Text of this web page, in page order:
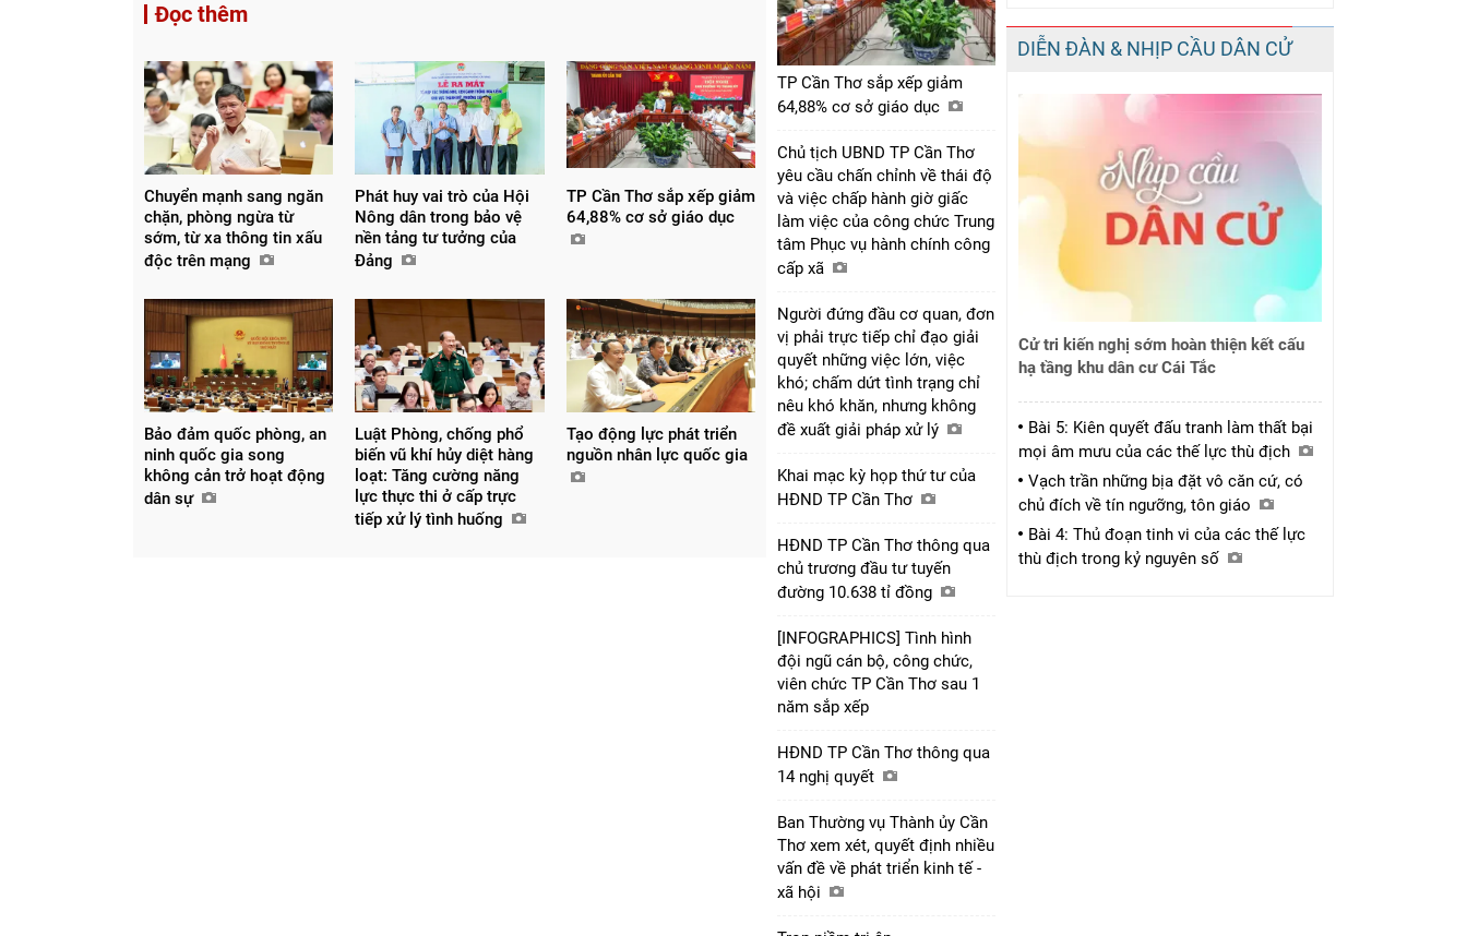
Đọc thêm
Chuyển mạnh sang ngăn
chặn, phòng ngừa từ
sớm, từ xa thông tin xấu
độc trên mạng
Phát huy vai trò của Hội
Nông dân trong bảo vệ
nền tảng tư tưởng của
Đảng
TP Cần Thơ sắp xếp giảm
64,88% cơ sở giáo dục
Bảo đảm quốc phòng, an
ninh quốc gia song
không cản trở hoạt động
dân sự
Luật Phòng, chống phổ
biến vũ khí hủy diệt hàng
loạt: Tăng cường năng
lực thực thi ở cấp trực
tiếp xử lý tình huống
Tạo động lực phát triển
nguồn nhân lực quốc gia
TP Cần Thơ sắp xếp giảm
64,88% cơ sở giáo dục
Chủ tịch UBND TP Cần Thơ
yêu cầu chấn chỉnh về thái độ
và việc chấp hành giờ giấc
làm việc của công chức Trung
tâm Phục vụ hành chính công
cấp xã
Người đứng đầu cơ quan, đơn
vị phải trực tiếp chỉ đạo giải
quyết những việc lớn, việc
khó; chấm dứt tình trạng chỉ
nêu khó khăn, nhưng không
đề xuất giải pháp xử lý
Khai mạc kỳ họp thứ tư của
HĐND TP Cần Thơ
HĐND TP Cần Thơ thông qua
chủ trương đầu tư tuyến
đường 10.638 tỉ đồng
[INFOGRAPHICS] Tình hình
đội ngũ cán bộ, công chức,
viên chức TP Cần Thơ sau 1
năm sắp xếp
HĐND TP Cần Thơ thông qua
14 nghị quyết
Ban Thường vụ Thành ủy Cần
Thơ xem xét, quyết định nhiều
vấn đề về phát triển kinh tế -
xã hội
DIỄN ĐÀN & NHỊP CẦU DÂN CỬ
Cử tri kiến nghị sớm hoàn thiện kết cấu
hạ tầng khu dân cư Cái Tắc
Bài 5: Kiên quyết đấu tranh làm thất bại
mọi âm mưu của các thế lực thù địch
Vạch trần những bịa đặt vô căn cứ, có
chủ đích về tín ngưỡng, tôn giáo
Bài 4: Thủ đoạn tinh vi của các thế lực
thù địch trong kỷ nguyên số